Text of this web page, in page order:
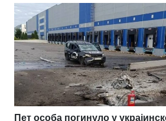
Пет особа погинуло у